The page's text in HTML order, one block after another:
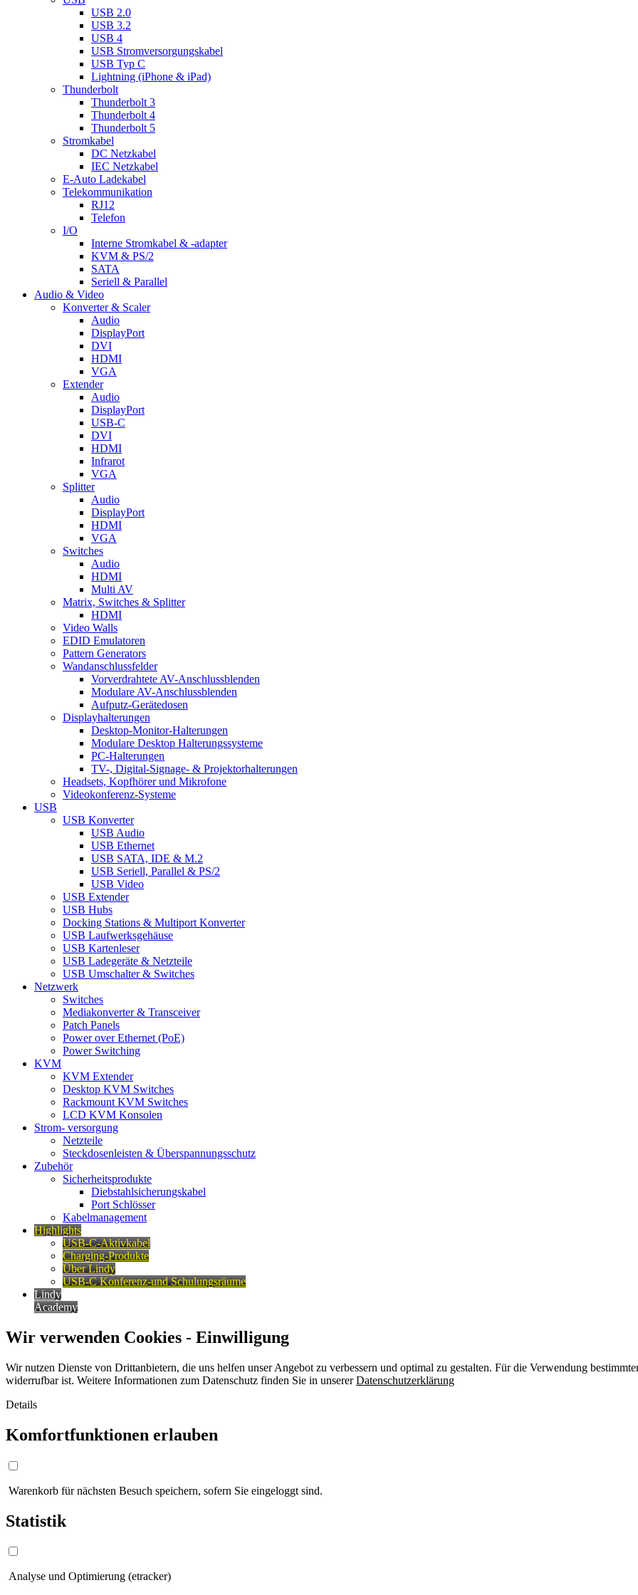
USB 2.0
USB 3.2
USB 4
USB Stromversorgungskabel
USB Typ C
Lightning (iPhone & iPad)
Thunderbolt
Thunderbolt 3
Thunderbolt 4
Thunderbolt 5
Stromkabel
DC Netzkabel
IEC Netzkabel
E-Auto Ladekabel
Telekommunikation
RJ12
Telefon
I/O
Interne Stromkabel & -adapter
KVM & PS/2
SATA
Seriell & Parallel
Audio & Video
Konverter & Scaler
Audio
DisplayPort
DVI
HDMI
VGA
Extender
Audio
DisplayPort
USB-C
DVI
HDMI
Infrarot
VGA
Splitter
Audio
DisplayPort
HDMI
VGA
Switches
Audio
HDMI
Multi AV
Matrix, Switches & Splitter
HDMI
Video Walls
EDID Emulatoren
Pattern Generators
Wandanschlussfelder
Vorverdrahtete AV-Anschlussblenden
Modulare AV-Anschlussblenden
Aufputz-Gerätedosen
Displayhalterungen
Desktop-Monitor-Halterungen
Modulare Desktop Halterungssysteme
PC-Halterungen
TV-, Digital-Signage- & Projektorhalterungen
Headsets, Kopfhörer und Mikrofone
Videokonferenz-Systeme
USB
USB Konverter
USB Audio
USB Ethernet
USB SATA, IDE & M.2
USB Seriell, Parallel & PS/2
USB Video
USB Extender
USB Hubs
Docking Stations & Multiport Konverter
USB Laufwerksgehäuse
USB Kartenleser
USB Ladegeräte & Netzteile
USB Umschalter & Switches
Netzwerk
Switches
Mediakonverter & Transceiver
Patch Panels
Power over Ethernet (PoE)
Power Switching
KVM
KVM Extender
Desktop KVM Switches
Rackmount KVM Switches
LCD KVM Konsolen
Strom- versorgung
Netzteile
Steckdosenleisten & Überspannungsschutz
Zubehör
Sicherheitsprodukte
Diebstahlsicherungskabel
Port Schlösser
Kabelmanagement
Highlights
USB-C-Aktivkabel
Charging-Produkte
Über Lindy
USB-C Konferenz-und Schulungsräume
Lindy
Academy
Wir verwenden Cookies - Einwilligung
Wir nutzen Dienste von Drittanbietern, die uns helfen unser Angebot zu verbessern und optimal zu gestalten. Für die Verwendung
widerrufbar ist. Weitere Informationen zum Datenschutz finden Sie in unsererDatenschutzerklärung
Details
Komfortfunktionen erlauben
Warenkorb für nächsten Besuch speichern, sofern Sie eingeloggt sind.
Statistik
Analyse und Optimierung (etracker)